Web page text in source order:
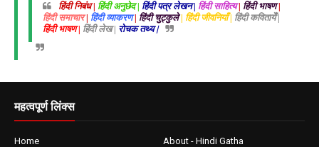
हिंदी निबंध | हिंदी अनुछेद | हिंदी पत्र लेखन | हिंदी साहित्य| हिंदी भाषण|
हिंदी समाचार| हिंदी व्याकरण| हिंदी चुट्कुले| हिंदी जीवनियाँ | हिंदी कवितायेँ |
हिंदी भाषण | हिंदी लेख | रोचक तथ्य |
महत्वपूर्ण लिंक्स
Home
About - Hindi Gatha